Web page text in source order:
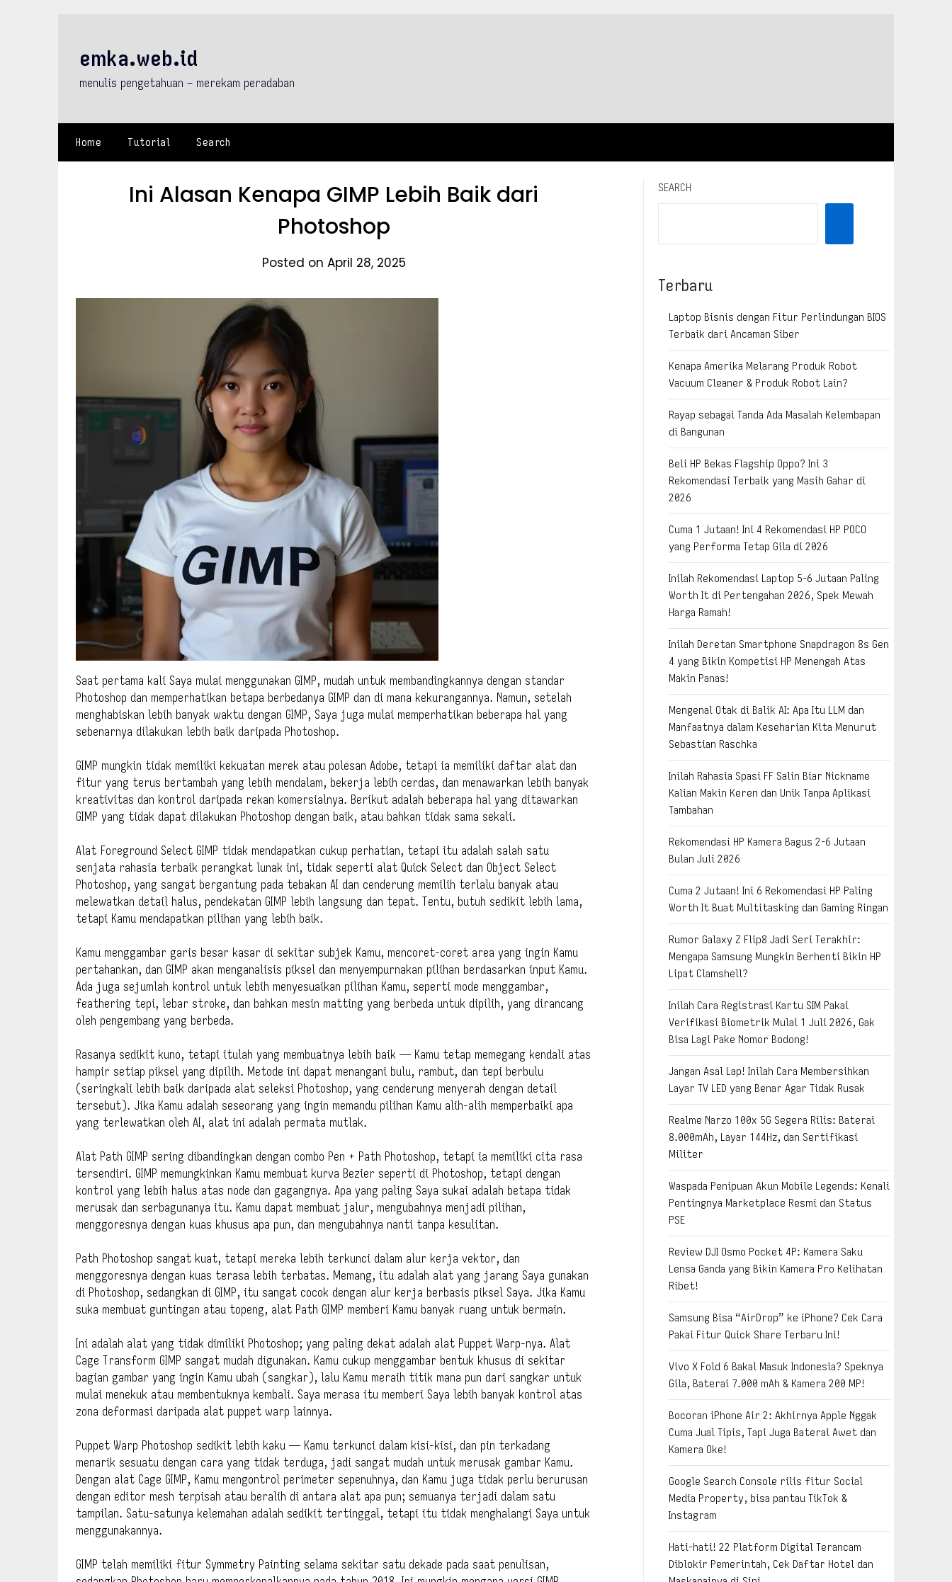
emka.web.id
menulis pengetahuan – merekam peradaban
Home Tutorial Search
Ini Alasan Kenapa GIMP Lebih Baik dari
Photoshop
Posted on April 28, 2025
Saat pertama kali Saya mulai menggunakan GIMP, mudah untuk membandingkannya dengan standar
Photoshop dan memperhatikan betapa berbedanya GIMP dan di mana kekurangannya. Namun, setelah
menghabiskan lebih banyak waktu dengan GIMP, Saya juga mulai memperhatikan beberapa hal yang
sebenarnya dilakukan lebih baik daripada Photoshop.
GIMP mungkin tidak memiliki kekuatan merek atau polesan Adobe, tetapi ia memiliki daftar alat dan
fitur yang terus bertambah yang lebih mendalam, bekerja lebih cerdas, dan menawarkan lebih banyak
kreativitas dan kontrol daripada rekan komersialnya. Berikut adalah beberapa hal yang ditawarkan
GIMP yang tidak dapat dilakukan Photoshop dengan baik, atau bahkan tidak sama sekali.
Alat Foreground Select GIMP tidak mendapatkan cukup perhatian, tetapi itu adalah salah satu
senjata rahasia terbaik perangkat lunak ini, tidak seperti alat Quick Select dan Object Select
Photoshop, yang sangat bergantung pada tebakan AI dan cenderung memilih terlalu banyak atau
melewatkan detail halus, pendekatan GIMP lebih langsung dan tepat. Tentu, butuh sedikit lebih lama,
tetapi Kamu mendapatkan pilihan yang lebih baik.
Kamu menggambar garis besar kasar di sekitar subjek Kamu, mencoret-coret area yang ingin Kamu
pertahankan, dan GIMP akan menganalisis piksel dan menyempurnakan pilihan berdasarkan input Kamu.
Ada juga sejumlah kontrol untuk lebih menyesuaikan pilihan Kamu, seperti mode menggambar,
feathering tepi, lebar stroke, dan bahkan mesin matting yang berbeda untuk dipilih, yang dirancang
oleh pengembang yang berbeda.
Rasanya sedikit kuno, tetapi itulah yang membuatnya lebih baik — Kamu tetap memegang kendali atas
hampir setiap piksel yang dipilih. Metode ini dapat menangani bulu, rambut, dan tepi berbulu
(seringkali lebih baik daripada alat seleksi Photoshop, yang cenderung menyerah dengan detail
tersebut). Jika Kamu adalah seseorang yang ingin memandu pilihan Kamu alih-alih memperbaiki apa
yang terlewatkan oleh AI, alat ini adalah permata mutlak.
Alat Path GIMP sering dibandingkan dengan combo Pen + Path Photoshop, tetapi ia memiliki cita rasa
tersendiri. GIMP memungkinkan Kamu membuat kurva Bezier seperti di Photoshop, tetapi dengan
kontrol yang lebih halus atas node dan gagangnya. Apa yang paling Saya sukai adalah betapa tidak
merusak dan serbagunanya itu. Kamu dapat membuat jalur, mengubahnya menjadi pilihan,
menggoresnya dengan kuas khusus apa pun, dan mengubahnya nanti tanpa kesulitan.
Path Photoshop sangat kuat, tetapi mereka lebih terkunci dalam alur kerja vektor, dan
menggoresnya dengan kuas terasa lebih terbatas. Memang, itu adalah alat yang jarang Saya gunakan
di Photoshop, sedangkan di GIMP, itu sangat cocok dengan alur kerja berbasis piksel Saya. Jika Kamu
suka membuat guntingan atau topeng, alat Path GIMP memberi Kamu banyak ruang untuk bermain.
Ini adalah alat yang tidak dimiliki Photoshop; yang paling dekat adalah alat Puppet Warp-nya. Alat
Cage Transform GIMP sangat mudah digunakan. Kamu cukup menggambar bentuk khusus di sekitar
bagian gambar yang ingin Kamu ubah (sangkar), lalu Kamu meraih titik mana pun dari sangkar untuk
mulai menekuk atau membentuknya kembali. Saya merasa itu memberi Saya lebih banyak kontrol atas
zona deformasi daripada alat puppet warp lainnya.
Puppet Warp Photoshop sedikit lebih kaku — Kamu terkunci dalam kisi-kisi, dan pin terkadang
menarik sesuatu dengan cara yang tidak terduga, jadi sangat mudah untuk merusak gambar Kamu.
Dengan alat Cage GIMP, Kamu mengontrol perimeter sepenuhnya, dan Kamu juga tidak perlu berurusan
dengan editor mesh terpisah atau beralih di antara alat apa pun; semuanya terjadi dalam satu
tampilan. Satu-satunya kelemahan adalah sedikit tertinggal, tetapi itu tidak menghalangi Saya untuk
menggunakannya.
GIMP telah memiliki fitur Symmetry Painting selama sekitar satu dekade pada saat penulisan,
SEARCH
Terbaru
Laptop Bisnis dengan Fitur Perlindungan BIOS
Terbaik dari Ancaman Siber
Kenapa Amerika Melarang Produk Robot
Vacuum Cleaner & Produk Robot Lain?
Rayap sebagai Tanda Ada Masalah Kelembapan
di Bangunan
Beli HP Bekas Flagship Oppo? Ini 3
Rekomendasi Terbaik yang Masih Gahar di
2026
Cuma 1 Jutaan! Ini 4 Rekomendasi HP POCO
yang Performa Tetap Gila di 2026
Inilah Rekomendasi Laptop 5-6 Jutaan Paling
Worth It di Pertengahan 2026, Spek Mewah
Harga Ramah!
Inilah Deretan Smartphone Snapdragon 8s Gen
4 yang Bikin Kompetisi HP Menengah Atas
Makin Panas!
Mengenal Otak di Balik AI: Apa Itu LLM dan
Manfaatnya dalam Keseharian Kita Menurut
Sebastian Raschka
Inilah Rahasia Spasi FF Salin Biar Nickname
Kalian Makin Keren dan Unik Tanpa Aplikasi
Tambahan
Rekomendasi HP Kamera Bagus 2-6 Jutaan
Bulan Juli 2026
Cuma 2 Jutaan! Ini 6 Rekomendasi HP Paling
Worth It Buat Multitasking dan Gaming Ringan
Rumor Galaxy Z Flip8 Jadi Seri Terakhir:
Mengapa Samsung Mungkin Berhenti Bikin HP
Lipat Clamshell?
Inilah Cara Registrasi Kartu SIM Pakai
Verifikasi Biometrik Mulai 1 Juli 2026, Gak
Bisa Lagi Pake Nomor Bodong!
Jangan Asal Lap! Inilah Cara Membersihkan
Layar TV LED yang Benar Agar Tidak Rusak
Realme Narzo 100x 5G Segera Rilis: Baterai
8.000mAh, Layar 144Hz, dan Sertifikasi
Militer
Waspada Penipuan Akun Mobile Legends: Kenali
Pentingnya Marketplace Resmi dan Status
PSE
Review DJI Osmo Pocket 4P: Kamera Saku
Lensa Ganda yang Bikin Kamera Pro Kelihatan
Ribet!
Samsung Bisa “AirDrop” ke iPhone? Cek Cara
Pakai Fitur Quick Share Terbaru Ini!
Vivo X Fold 6 Bakal Masuk Indonesia? Speknya
Gila, Baterai 7.000 mAh & Kamera 200 MP!
Bocoran iPhone Air 2: Akhirnya Apple Nggak
Cuma Jual Tipis, Tapi Juga Baterai Awet dan
Kamera Oke!
Google Search Console rilis fitur Social
Media Property, bisa pantau TikTok &
Instagram
Hati-hati! 22 Platform Digital Terancam
Diblokir Pemerintah, Cek Daftar Hotel dan